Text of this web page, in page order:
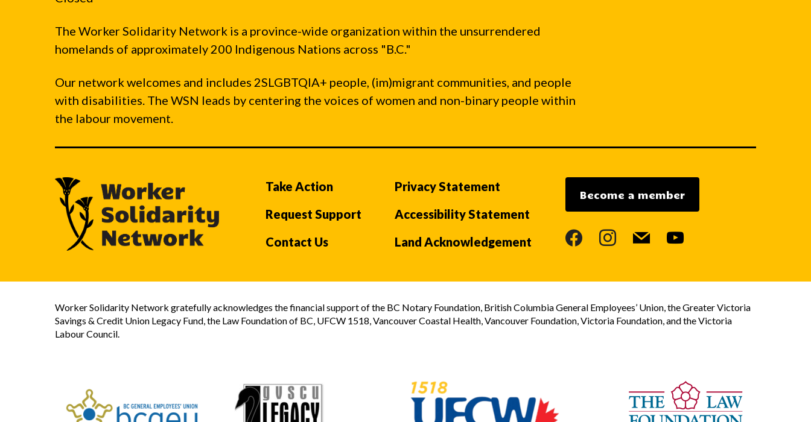
The Worker Solidarity Network is a province-wide organization within the unsurrendered
homelands of approximately 200 Indigenous Nations across "B.C."
Our network welcomes and includes 2SLGBTQIA+ people, (im)migrant communities, and people
with disabilities. The WSN leads by centering the voices of women and non-binary people within
the labour movement.
Take Action
Request Support
Contact Us
Privacy Statement
Accessibility Statement
Land Acknowledgement
Become a member
facebookinstagram
mail youtube
Worker Solidarity Network gratefully acknowledges the financial support of the BC Notary Foundation, British Columbia General Employees’ Union, the Greater Victoria
Savings & Credit Union Legacy Fund, the Law Foundation of BC, UFCW 1518, Vancouver Coastal Health, Vancouver Foundation, Victoria Foundation, and the Victoria
Labour Council.